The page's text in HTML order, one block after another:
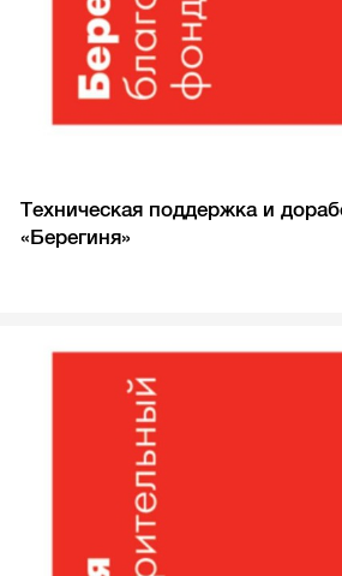
Техническая поддержка и
«Берегиня»